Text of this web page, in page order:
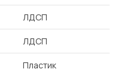
ЛДСП
ЛДСП
Пластик